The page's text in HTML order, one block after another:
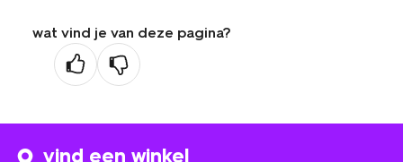
wat vind je van deze pagina?
vind een winkel